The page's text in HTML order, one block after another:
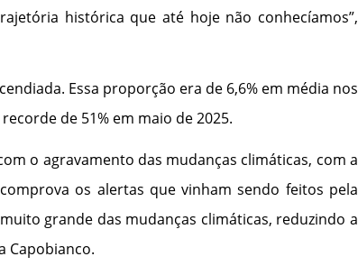
histórica que até hoje não conhecíamos”,
Essa proporção era de 6,6% em média nos
de 51% em maio de 2025.
o agravamento das mudanças climáticas, com a
os alertas que vinham sendo feitos pela
grande das mudanças climáticas, reduzindo a
Capobianco.